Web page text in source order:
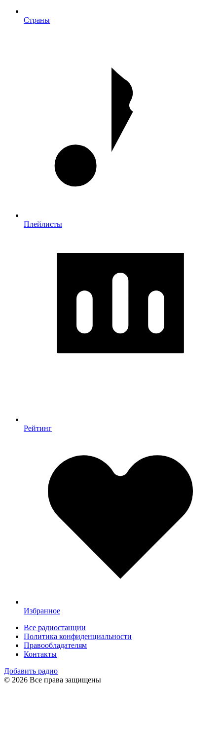
Страны
Плейлисты
Рейтинг
Избранное
Все радиостанции
Политика конфиденциальности
Правообладателям
Контакты
Добавить радио
© 2026 Все права защищены